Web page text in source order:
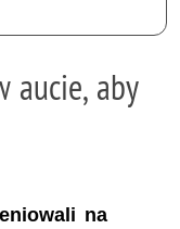
aucie, aby
na